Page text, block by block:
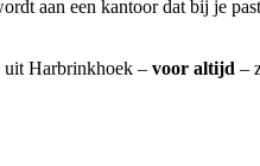
aan een kantoor dat bij je
uit Harbrinkhoek – voor altijd –